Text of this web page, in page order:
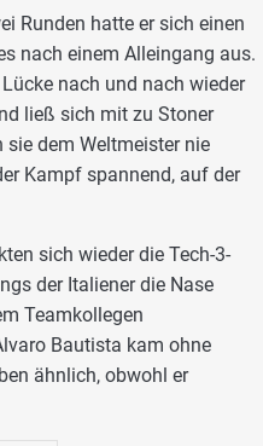
Runden hatte er sich einen
nach einem Alleingang aus.
nach und nach wieder
ließ sich mit zu Stoner
sie dem Weltmeister nie
Kampf spannend, auf der
sich wieder die Tech-3-
der Italiener die Nase
Teamkollegen
Bautista kam ohne
ähnlich, obwohl er